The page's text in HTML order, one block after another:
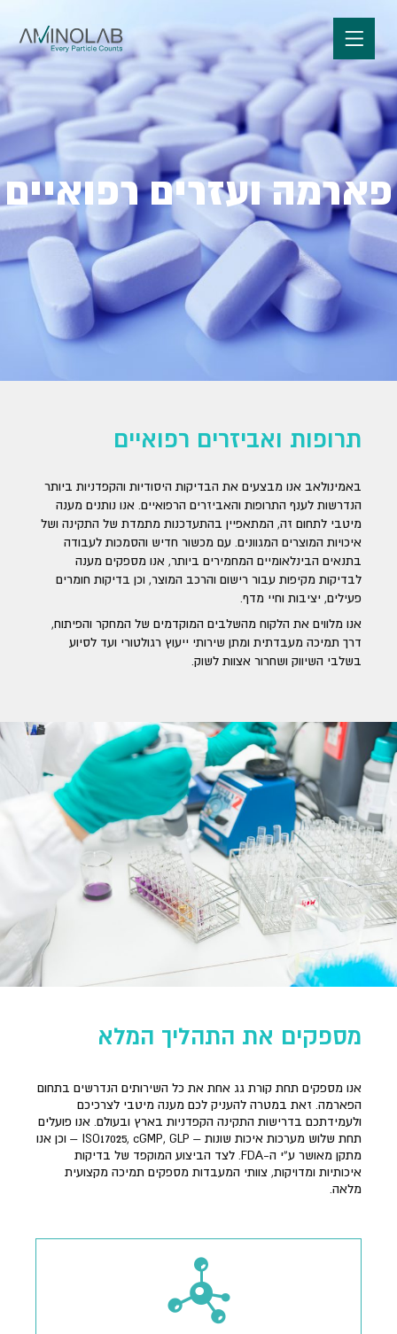
פארמה ועזרים רפואיים
תרופות ואביזרים רפואיים
באמינולאב אנו מבצעים את הבדיקות היסודיות והקפדניות ביותר
הנדרשות לענף התרופות והאביזרים הרפואיים. אנו נותנים מענה
מיטבי לתחום זה, המתאפיין בהתעדכנות מתמדת של התקינה ושל
איכויות המוצרים המגוונים. עם מכשור חדיש והסמכות לעבודה
בתנאים הבינלאומיים המחמירים ביותר, אנו מספקים מענה
לבדיקות מקיפות עבור רישום והרכב המוצר, וכן בדיקות חומרים
פעילים, יציבות וחיי מדף.
אנו מלווים את הלקוח מהשלבים המוקדמים של המחקר והפיתוח,
דרך תמיכה מעבדתית ומתן שירותי ייעוץ רגולטורי ועד לסיוע
בשלבי השיווק ושחרור אצוות לשוק.
מספקים את התהליך המלא
אנו מספקים תחת קורת גג אחת את כל השירותים הנדרשים בתחום
הפארמה. זאת במטרה להעניק לכם מענה מיטבי לצרכיכם
ולעמידתכם בדרישות התקינה הקפדניות בארץ ובעולם. אנו פועלים
תחת שלוש מערכות איכות שונות – ISO17025, cGMP, GLP – וכן אנו
מתקן מאושר ע”י ה-FDA. לצד הביצוע המוקפד של בדיקות
איכותיות ומדויקות, צוותי המעבדות מספקים תמיכה מקצועית
מלאה.